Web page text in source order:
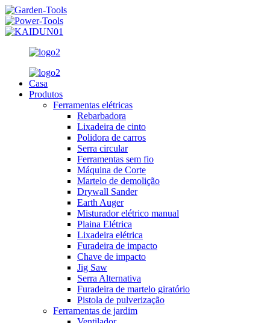
Casa
Produtos
Ferramentas elétricas
Rebarbadora
Lixadeira de cinto
Polidora de carros
Serra circular
Ferramentas sem fio
Máquina de Corte
Martelo de demolição
Drywall Sander
Earth Auger
Misturador elétrico manual
Plaina Elétrica
Lixadeira elétrica
Furadeira de impacto
Chave de impacto
Jig Saw
Serra Alternativa
Furadeira de martelo giratório
Pistola de pulverização
Ferramentas de jardim